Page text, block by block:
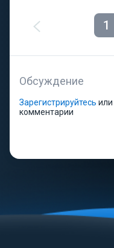
1
Обсуждение
Зарегистрируйтесь или
комментарии